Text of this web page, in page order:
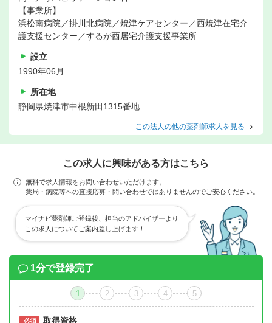
【事業所】
浜松南病院／掛川北病院／焼津ケアセンター／西焼津在宅介
護支援センター／するが西居宅介護支援事業所
設立
1990年06月
所在地
静岡県焼津市中根新田1315番地
この法人の他の薬剤師求人を見る
この求人に興味がある方はこちら
無料で求人情報をお問い合わせいただけます。
薬局・病院等への直接応募・問い合わせではありませんのでご安心ください。
マイナビ薬剤師ご登録後、担当のアドバイザーより
この求人についてご案内差し上げます！
1分で登録完了
1 2 3 4 5
必須 取得資格